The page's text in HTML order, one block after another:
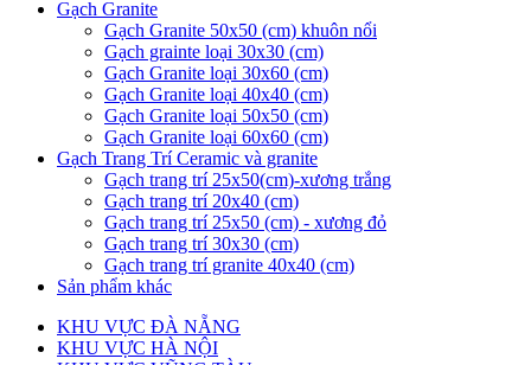
Gạch Granite
Gạch Granite 50x50 (cm) khuôn nổi
Gạch grainte loại 30x30 (cm)
Gạch Granite loại 30x60 (cm)
Gạch Granite loại 40x40 (cm)
Gạch Granite loại 50x50 (cm)
Gạch Granite loại 60x60 (cm)
Gạch Trang Trí Ceramic và granite
Gạch trang trí 25x50(cm)-xương trắng
Gạch trang trí 20x40 (cm)
Gạch trang trí 25x50 (cm) - xương đỏ
Gạch trang trí 30x30 (cm)
Gạch trang trí granite 40x40 (cm)
Sản phẩm khác
KHU VỰC ĐÀ NẴNG
KHU VỰC HÀ NỘI